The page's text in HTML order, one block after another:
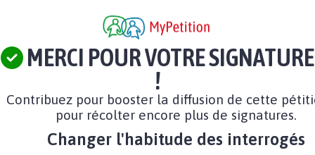
MERCI POUR VOTRE SIGNATURE
!
Contribuez pour booster la diffusion de cette
pour récolter encore plus de signatures.
Changer l'habitude des interrogés